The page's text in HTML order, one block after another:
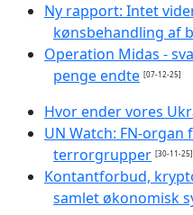
Ny rapport: Intet
kønsbehandling af
Operation Midas -
penge endte [07-12-25]
Hvor ender vores
UN Watch: FN-
terrorgrupper [30-11-25]
Kontantforbud,
samlet økonomisk